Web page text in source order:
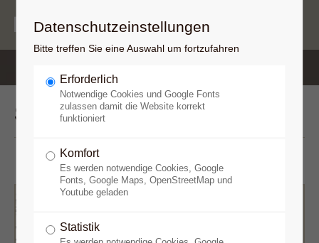
Saal 1Überschrift
Datenschutzeinstellungen
Bitte treffen Sie eine Auswahl um fortzufahren
Erforderlich
Notwendige Cookies und Google Fonts
zulassen damit die Website korrekt
funktioniert
Komfort
Es werden notwendige Cookies, Google
Fonts, Google Maps, OpenStreetMap und
Youtube geladen
Statistik